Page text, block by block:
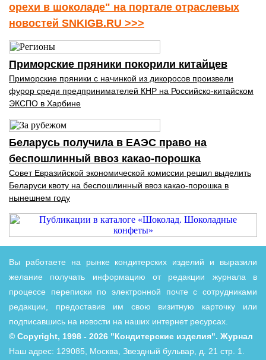
орехи в шоколаде" на портале отраслевых
новостей SNKIGB.RU >>>
Приморские пряники покорили китайцев
Приморские пряники с начинкой из дикоросов произвели
фурор среди предпринимателей КНР на Российско-китайском
ЭКСПО в Харбине
Беларусь получила в ЕАЭС право на
беспошлинный ввоз какао-порошка
Совет Евразийской экономической комиссии решил выделить
Беларуси квоту на беспошлинный ввоз какао-порошка в
нынешнем году
Вы работаете на рынке кондитерских изделий и выразили
желание получать информацию от редакции журнала в
процессе переписки по электронной почте с сотрудниками
редакции, предоставив им свою визитную карточку или
подписавшись на новости на наших интернет ресурсах.
© Copyright, 1998 - 2026 "Кондитерские изделия". Журнал
Наш адрес: 129085, Москва, Звездный бульвар, д. 21 стр. 1.